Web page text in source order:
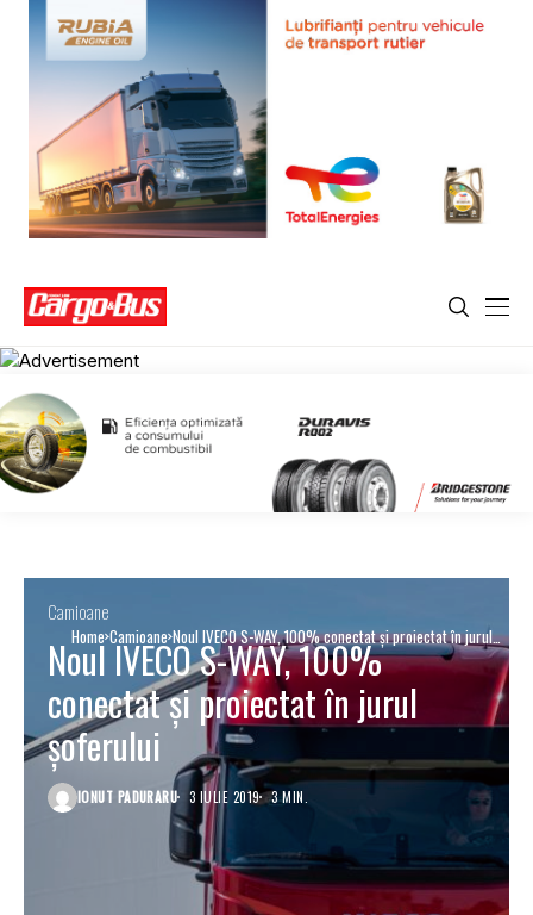
Home Camioane Noul IVECO S-WAY, 100% conectat și proiectat în jurul
șoferului
Camioane
Noul IVECO S-WAY, 100%
conectat și proiectat în jurul
șoferului
IONUT PADURARU 3 IULIE 2019 3 MIN.